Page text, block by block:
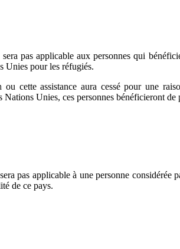
pas applicable aux personnes qui
Unies pour les réfugiés.
ou cette assistance aura cessé pour une
Nations Unies, ces personnes bénéficieront
pas applicable à une personne considérée
de ce pays.